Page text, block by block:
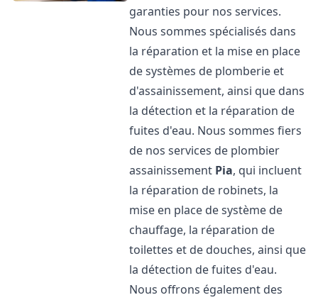
garanties pour nos services.
Nous sommes spécialisés dans
la réparation et la mise en place
de systèmes de plomberie et
d'assainissement, ainsi que dans
la détection et la réparation de
fuites d'eau. Nous sommes fiers
de nos services de plombier
assainissement Pia, qui incluent
la réparation de robinets, la
mise en place de système de
chauffage, la réparation de
toilettes et de douches, ainsi que
la détection de fuites d'eau.
Nous offrons également des